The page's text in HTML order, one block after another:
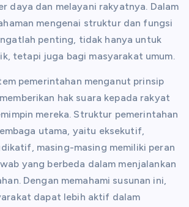
daya dan melayani rakyatnya. Dalam
mengenai struktur dan fungsi
penting, tidak hanya untuk
tetapi juga bagi masyarakat umum.
pemerintahan menganut prinsip
hak suara kepada rakyat
mereka. Struktur pemerintahan
utama, yaitu eksekutif,
masing-masing memiliki peran
yang berbeda dalam menjalankan
Dengan memahami susunan ini,
dapat lebih aktif dalam